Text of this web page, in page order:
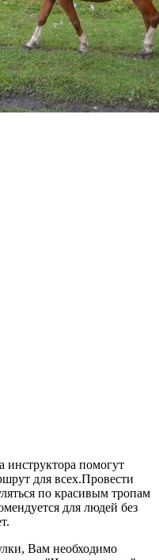
помогут
для всех.Провести
по красивым тропам
для людей без
Вам необходимо